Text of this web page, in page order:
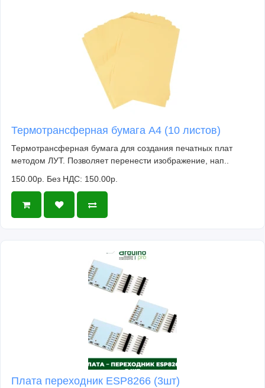
Термотрансферная бумага А4 (10 листов)
Термотрансферная бумага для создания печатных плат
методом ЛУТ. Позволяет перенести изображение, нап..
150.00р. Без НДС: 150.00р.
Плата переходник ESP8266 (3шт)